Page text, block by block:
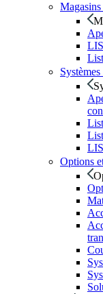
Options